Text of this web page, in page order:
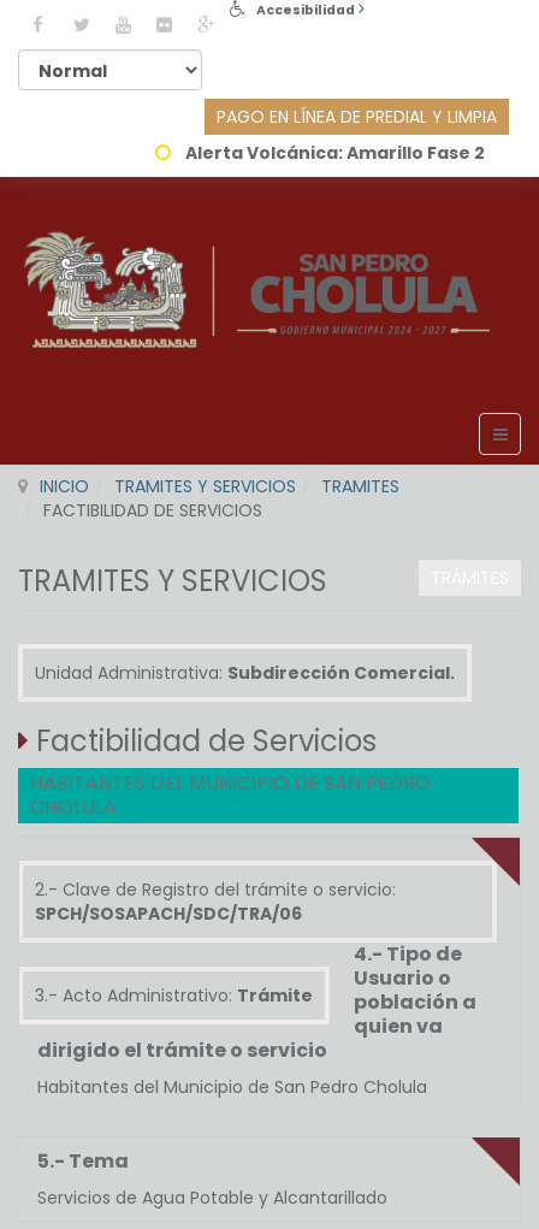
Accesibilidad
PAGO EN LÍNEA DE PREDIAL Y LIMPIA
Alerta Volcánica:Amarillo Fase 2
INICIO TRAMITES Y SERVICIOS
TRAMITES
FACTIBILIDAD DE SERVICIOS
TRAMITES Y SERVICIOS
Unidad Administrativa: Subdirección Comercial.
Factibilidad de Servicios
HABITANTES DEL MUNICIPIO DE SAN PEDRO
CHOLULA
2.- Clave de Registro del trámite o servicio:
SPCH/SOSAPACH/SDC/TRA/06
3.- Acto Administrativo: Trámite
4.- Tipo de
Usuario o
población a
quien va
dirigido el trámite o servicio
Habitantes del Municipio de San Pedro Cholula
5.- Tema
Servicios de Agua Potable y Alcantarillado